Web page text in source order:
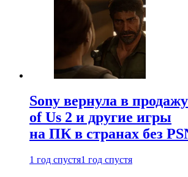
Sony вернула в
of Us 2 и другие игры
на ПК в странах без
1 год спустя1 год спустя